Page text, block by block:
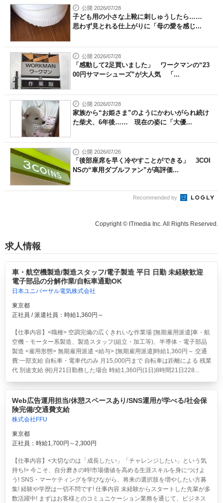
公開 2026/07/28
子ども用の小さな上靴に刺しゅうしたら……
思わず見とれる仕上がりに「母の愛を感じ...
公開 2026/07/28
「感動して2足買いました」 ワークマンの“23
00円サマーシューズ”が大人気 「...
公開 2026/07/28
家族から“お姫さま”のようにかわいがられ続け
た柴犬、6年後…… 現在の姿に「大優...
公開 2026/07/26
「後部座席を早く冷やすことができる」 3COI
NSの“車用ダブルファン”が高評価...
Recommended by
Copyright © ITmedia Inc. All Rights Reserved.
求人情報
車・航空機製造/製造スタッフ/電子製造 平日 日勤 未経験歓迎
電子部品の分解作業/自転車通勤OK
日本ユニバーサル電気株式会社
東京都
正社員 / 派遣社員：時給1,360円～
【仕事内容】<職種> 空調完備の広くきれいな作業場 [無期雇用派遣]車・航
空機・モーター系製造、製造スタッフ(組立・加工等)、半導体・電子部品
製造 <雇用形態> 無期雇用派遣 <給与> [無期雇用派遣]時給1,360円～ 交通
費:一部支給 自転車・電車代のみ 月15,000円まで 自転車は距離による 残業
代 別途支給 例)月21日勤務した場合 時給1,360円(1日)8時間21日228...
Web広告運用担当/休憩スペースあり/SNS運用が学べる/社会保
険完備/交通費支給
株式会社FFU
東京都
正社員：時給1,700円～2,300円
【仕事内容】<大切なのは「成長したい」「チャレンジしたい」という気
持ち!> 今こそ、自分磨きの時!市場価値を高める生涯スキルを身につけよ
う! SNS・マーケティングを学びながら、将来の選択肢を増やしたい方募
集! 経験や学歴は一切不問です! 仕事内容 未経験からスタートした先輩が多
数活躍中! まずはお客様とのコミュニケーション業務を通じて、ビジネス